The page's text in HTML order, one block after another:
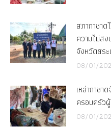
สภากาชาด
ความไม่ส
จังหวัดสร
08/01/
เหล่ากาชา
ครอบครัว
08/01/